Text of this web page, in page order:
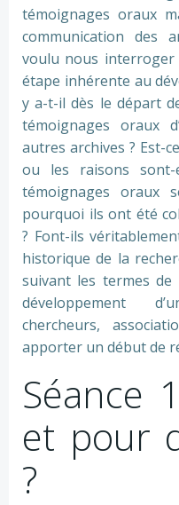
témoignages oraux
communication des
voulu nous interroger
étape inhérente au
y a-t-il dès le départ
témoignages oraux
autres archives ? Est-
ou les raisons
témoignages oraux
pourquoi ils ont été
? Font-ils
historique de la
suivant les termes
développement
chercheurs,
apporter un début de
Séance
et pour
?